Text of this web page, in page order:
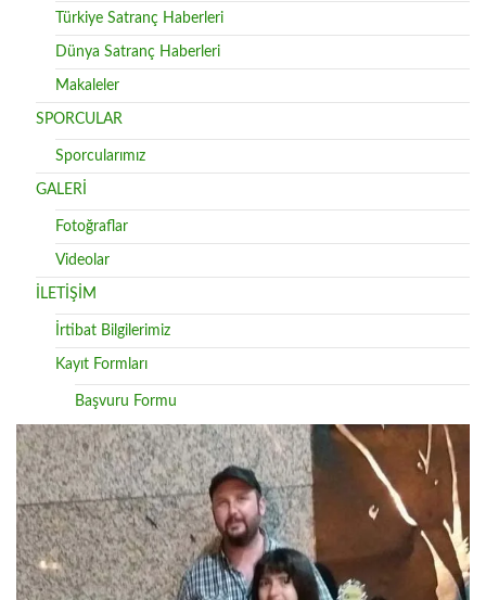
Türkiye Satranç Haberleri
Dünya Satranç Haberleri
Makaleler
SPORCULAR
Sporcularımız
GALERİ
Fotoğraflar
Videolar
İLETİŞİM
İrtibat Bilgilerimiz
Kayıt Formları
Başvuru Formu